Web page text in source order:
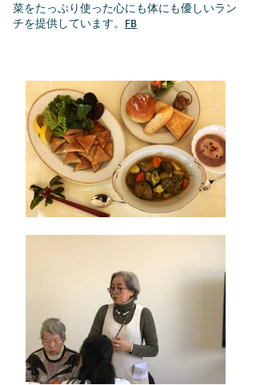
菜をたっぷり使った心にも体にも優しいラン
チを提供しています。 FB